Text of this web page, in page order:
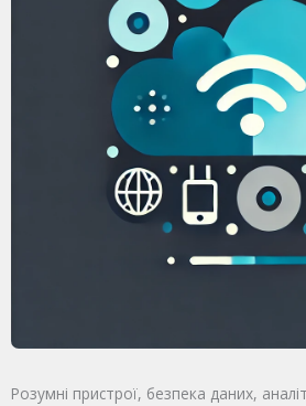
Розумні пристрої, безпека даних,